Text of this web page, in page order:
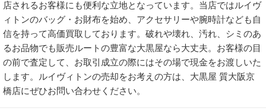
店されるお客様にも便利な立地となっています。当店ではルイヴ
ィトンのバッグ・お財布を始め、アクセサリーや腕時計なども自
信を持って高価買取しております。破れや壊れ、汚れ、シミのあ
るお品物でも販売ルートの豊富な大黒屋なら大丈夫。お客様の目
の前で査定して、お取引成立の際にはその場で現金をお渡しいた
します。ルイヴィトンの売却をお考えの方は、大黒屋 質大阪京
橋店にぜひお問い合わせください。